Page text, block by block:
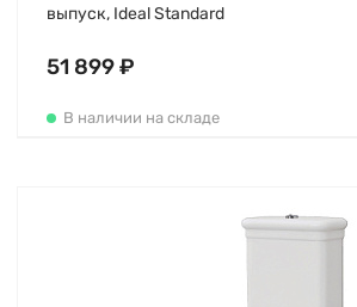
выпуск, Ideal Standard
51 899 ₽
В наличии на складе